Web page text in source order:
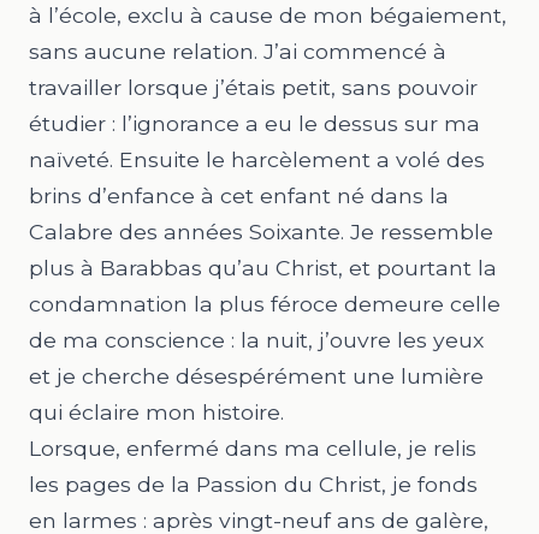
à l’école, exclu à cause de mon bégaiement,
sans aucune relation. J’ai commencé à
travailler lorsque j’étais petit, sans pouvoir
étudier : l’ignorance a eu le dessus sur ma
naïveté. Ensuite le harcèlement a volé des
brins d’enfance à cet enfant né dans la
Calabre des années Soixante. Je ressemble
plus à Barabbas qu’au Christ, et pourtant la
condamnation la plus féroce demeure celle
de ma conscience : la nuit, j’ouvre les yeux
et je cherche désespérément une lumière
qui éclaire mon histoire.
Lorsque, enfermé dans ma cellule, je relis
les pages de la Passion du Christ, je fonds
en larmes : après vingt-neuf ans de galère,